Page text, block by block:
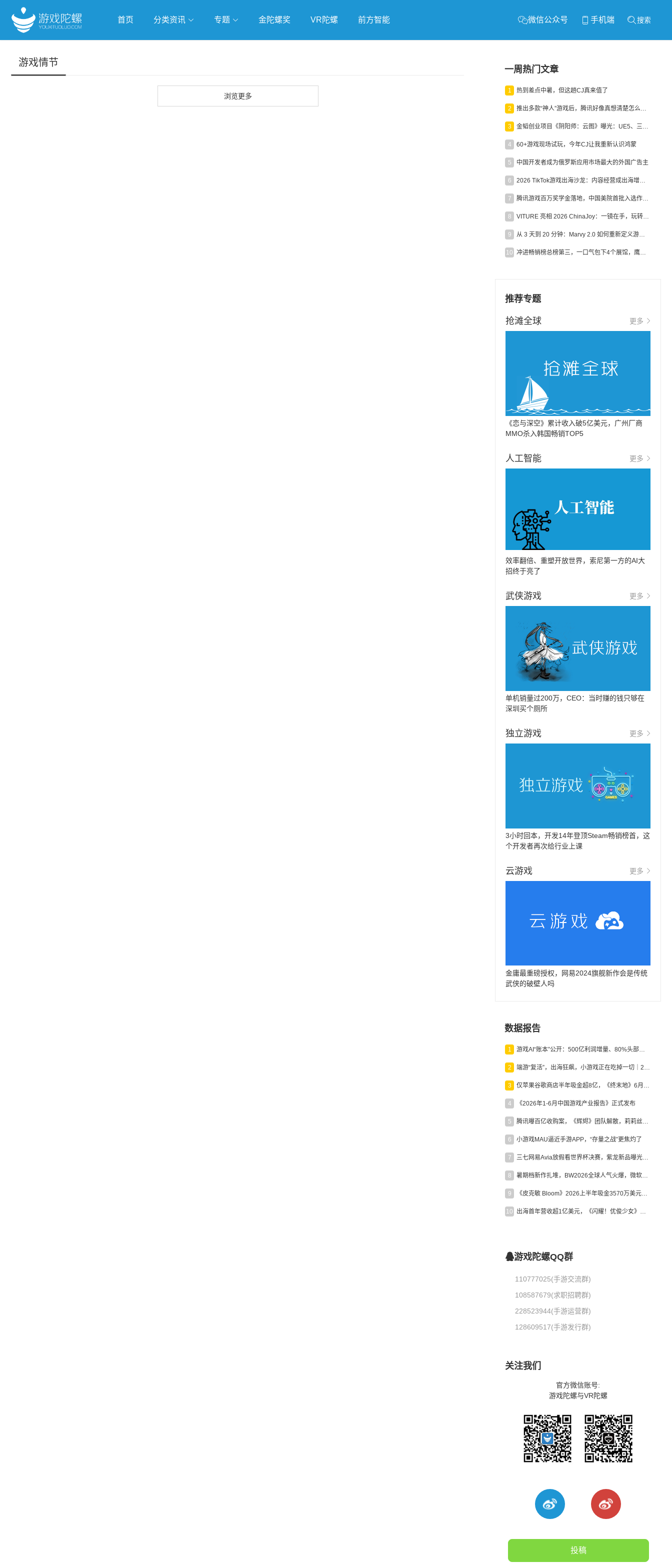
首页 分类资讯 专题 金陀螺奖 VR陀螺 前方智能 微信公众号 手机端 搜索
游戏情节
浏览更多
一周热门文章
1 热到差点中暑，但这趟CJ真来值了
2 推出多款“神人”游戏后，腾讯好像真想清楚怎么做二次元了
3 金韬创业项目《阴阳师：云图》曝光：UE5、三端互通、ARPG
4 60+游戏现场试玩，今年CJ让我重新认识鸿蒙
5 中国开发者成为俄罗斯应用市场最大的外国广告主
6 2026 TikTok游戏出海沙龙：内容经营成出海增长新引擎
7 腾讯游戏百万奖学金落地，中国美院首批入选作品获业内关注
8 VITURE 亮相 2026 ChinaJoy：一镜在手，玩转全场！
9 从 3 天到 20 分钟：Marvy 2.0 如何重新定义游戏出海营销效率？
10 冲进畅销榜总榜第三，一口气包下4个展馆，鹰角把嘉年华做爆了
推荐专题
抢滩全球 更多
《恋与深空》累计收入破5亿美元，广州厂商
MMO杀入韩国畅销TOP5
人工智能 更多
效率翻倍、重塑开放世界，索尼第一方的AI大
招终于亮了
武侠游戏 更多
单机销量过200万，CEO：当时赚的钱只够在
深圳买个厕所
独立游戏 更多
3小时回本，开发14年登顶Steam畅销榜首，这
个开发者再次给行业上课
云游戏 更多
金庸最重磅授权，网易2024旗舰新作会是传统
武侠的破壁人吗
数据报告
1 游戏AI“账本”公开：500亿利润增量、80%头部入局，谁在闷声发财？
2 端游“复活”，出海狂飙，小游戏正在吃掉一切｜2026上半年产业报告
3 仅苹果谷歌商店半年吸金超8亿，《终末地》6月份收入显著回暖
4 《2026年1-6月中国游戏产业报告》正式发布
5 腾讯曝百亿收购案，《辉烬》团队解散，莉莉丝新作曝光｜陀螺周报
6 小游戏MAU逼近手游APP，“存量之战”更焦灼了
7 三七网易Avia放假看世界杯决赛，紫龙新品曝光，米哈游新作上线 | 陀螺周报
8 暑期档新作扎堆，BW2026全球人气火爆，微软XBOX大裁员|陀螺周报
9 《皮克敏 Bloom》2026上半年吸金3570万美元，中国台湾成最大市场
10 出海首年营收超1亿美元，《闪耀！优俊少女》美国市场占比达七成
游戏陀螺QQ群
110777025(手游交流群)
108587679(求职招聘群)
228523944(手游运营群)
128609517(手游发行群)
关注我们
官方微信账号:
游戏陀螺与VR陀螺
投稿